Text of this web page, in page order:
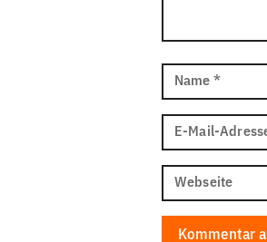
Name *
E-Mail-
Webseite
Kommentar